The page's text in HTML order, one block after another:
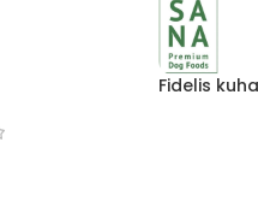
Fidelis